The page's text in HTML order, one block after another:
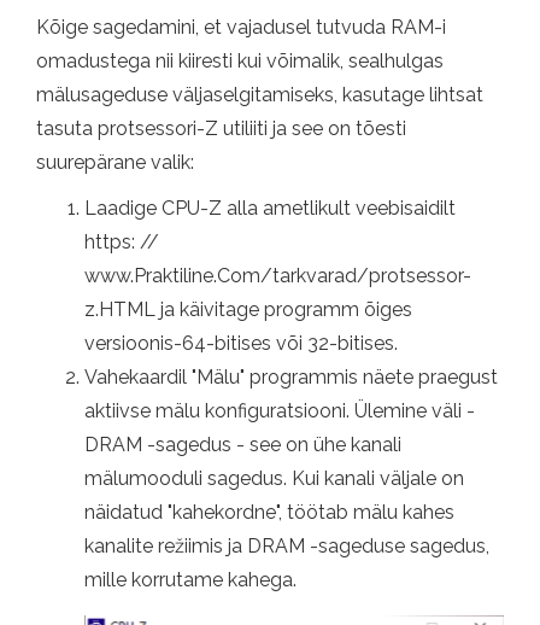
Kõige sagedamini, et vajadusel tutvuda RAM-i
omadustega nii kiiresti kui võimalik, sealhulgas
mälusageduse väljaselgitamiseks, kasutage lihtsat
tasuta protsessori-Z utiliiti ja see on tõesti
suurepärane valik:
Laadige CPU-Z alla ametlikult veebisaidilt
https: //
www.Praktiline.Com/tarkvarad/protsessor-
z.HTML ja käivitage programm õiges
versioonis-64-bitises või 32-bitises.
Vahekaardil "Mälu" programmis näete praegust
aktiivse mälu konfiguratsiooni. Ülemine väli -
DRAM -sagedus - see on ühe kanali
mälumooduli sagedus. Kui kanali väljale on
näidatud "kahekordne", töötab mälu kahes
kanalite režiimis ja DRAM -sageduse sagedus,
mille korrutame kahega.